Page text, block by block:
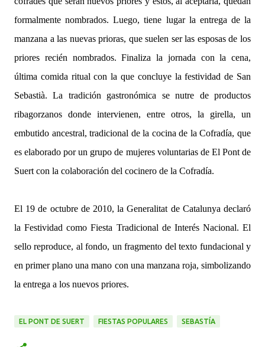
formalmente nombrados. Luego, tiene lugar la entrega de la
manzana a las nuevas prioras, que suelen ser las esposas de los
priores recién nombrados. Finaliza la jornada con la cena,
última comida ritual con la que concluye la festividad de San
Sebastià. La tradición gastronómica se nutre de productos
ribagorzanos donde intervienen, entre otros, la girella, un
embutido ancestral, tradicional de la cocina de la Cofradía, que
es elaborado por un grupo de mujeres voluntarias de El Pont de
Suert con la colaboración del cocinero de la Cofradía.
El 19 de octubre de 2010, la Generalitat de Catalunya declaró
la Festividad como Fiesta Tradicional de Interés Nacional. El
sello reproduce, al fondo, un fragmento del texto fundacional y
en primer plano una mano con una manzana roja, simbolizando
la entrega a los nuevos priores.
EL PONT DE SUERT FIESTAS POPULARES SEBASTÍA